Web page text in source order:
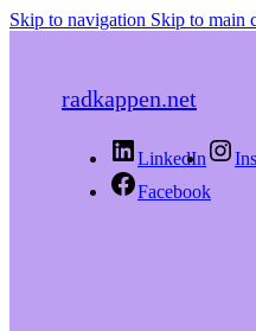
Skip to navigation Skip to main
radkappen.net
LinkedIn
Facebook